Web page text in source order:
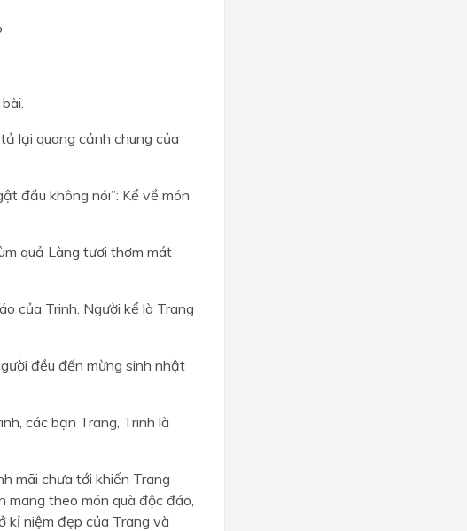
lại quang cảnh chung của
đầu không nói”: Kể về món
quả Làng tươi thơm mát
của Trinh. Người kể là Trang
đều đến mừng sinh nhật
các bạn Trang, Trinh là
mãi chưa tới khiến Trang
theo món quà độc đáo,
kỉ niệm đẹp của Trang và